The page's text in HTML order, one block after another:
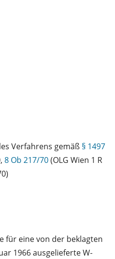
Verfahrens gemäß § 1497
8 Ob 217/70(OLG Wien 1 R
für eine von der beklagten
1966 ausgelieferte W-